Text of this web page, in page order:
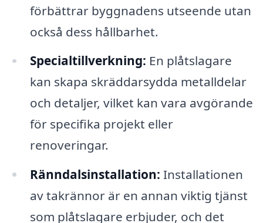
förbättrar byggnadens utseende utan
också dess hållbarhet.
Specialtillverkning: En plåtslagare
kan skapa skräddarsydda metalldelar
och detaljer, vilket kan vara avgörande
för specifika projekt eller
renoveringar.
Ränndalsinstallation: Installationen
av takrännor är en annan viktig tjänst
som plåtslagare erbjuder, och det